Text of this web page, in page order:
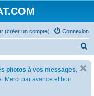
Connexion
(créer un compte)
photos à vos messages,
Merci par avance et bon